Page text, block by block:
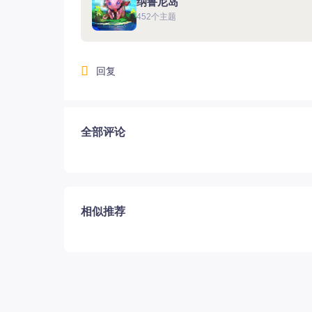
12.22国服圣骑士上线
452个主题
回复
全部评论
相似推荐